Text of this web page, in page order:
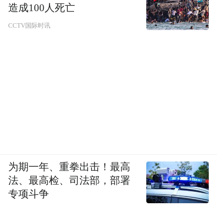
造成100人死亡
CCTV国际时讯
为期一年、重拳出击！最高
法、最高检、司法部，部署
专项斗争